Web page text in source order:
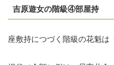
吉原遊女の階級④部屋持
座敷持につづく階級の花魁は「